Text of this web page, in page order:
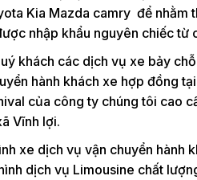
Kia Mazda camry để nhằm
nhập khẩu nguyên chiếc từ
khách các dịch vụ xe bảy
hành khách xe hợp đồng
của công ty chúng tôi cao
Vĩnh lợi.
xe dịch vụ vận chuyển
dịch vụ Limousine chất